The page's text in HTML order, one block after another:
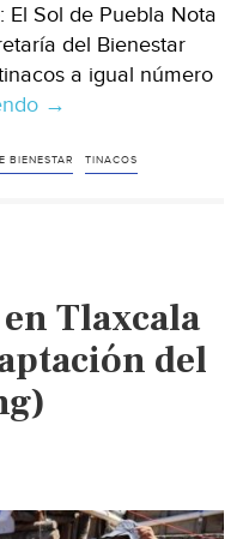
Sol de Puebla Nota
del Bienestar
a igual número
Puebla
Secretaría
gratuitos
para
mejorar
Puebla
→
BIENESTAR TINACOS
Tlaxcala
del